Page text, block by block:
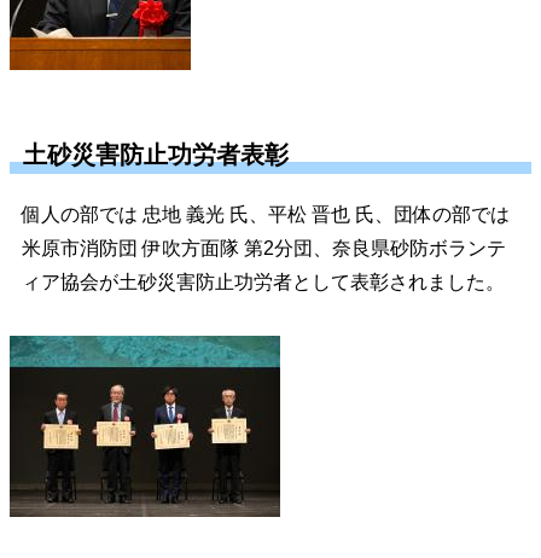
土砂災害防止功労者表彰
個人の部では 忠地 義光 氏、平松 晋也 氏、団体の部では
米原市消防団 伊吹方面隊 第2分団、奈良県砂防ボランテ
ィア協会が土砂災害防止功労者として表彰されました。